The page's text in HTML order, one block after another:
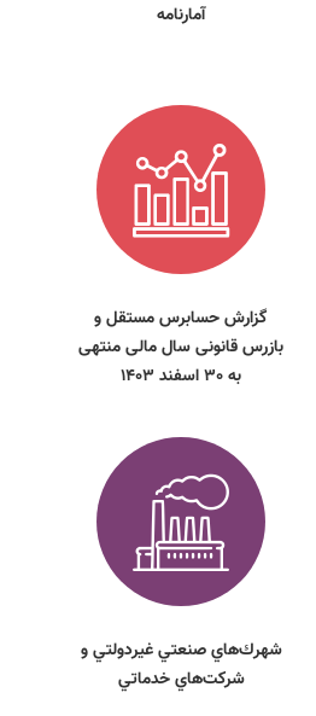
آمارنامه
گزارش حسابرس مستقل و
بازرس قانونی سال مالی منتهی
به 30 اسفند 1403
شهرك‌هاي صنعتي غيردولتي و
شركت‌هاي خدماتي